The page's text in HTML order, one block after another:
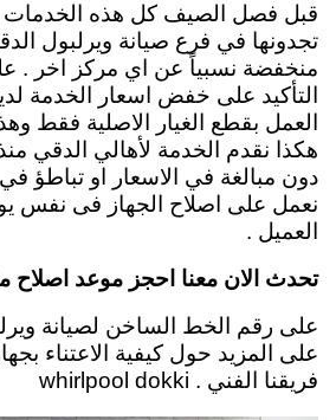
قبل فصل الصيف كل هذه
تجدونها في فرع صيانة ويرلبول
منخفضة نسبياً عن اي مركز اخر .
التأكيد على خفض اسعار الخدمة
العمل بقطع الغيار الاصلية فقط
هكذا نقدم الخدمة لأهالي الدقي
دون مبالغة في الاسعار او تباطؤ في
نعمل على اصلاح الجهاز فى نفس
العميل .
تحدث الان معنا احجز موعد اصلاح منزلي
على رقم الخط الساخن لصيانة
على المزيد حول كيفية الاعتناء
فريقنا الفني . whirlpool dokki